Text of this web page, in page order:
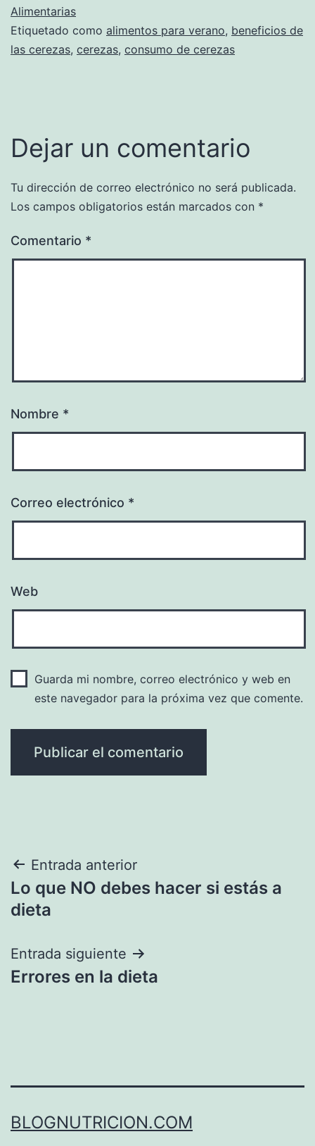
Alimentarias
Etiquetado como alimentos para verano, beneficios de
las cerezas, cerezas, consumo de cerezas
Dejar un comentario
Tu dirección de correo electrónico no será publicada.
Los campos obligatorios están marcados con *
Comentario *
Nombre *
Correo electrónico *
Web
Guarda mi nombre, correo electrónico y web en
este navegador para la próxima vez que comente.
Navegación
de
Entrada anterior
Lo que NO debes hacer si estás a
dieta
Entrada siguiente
Errores en la dieta
BLOGNUTRICION.COM